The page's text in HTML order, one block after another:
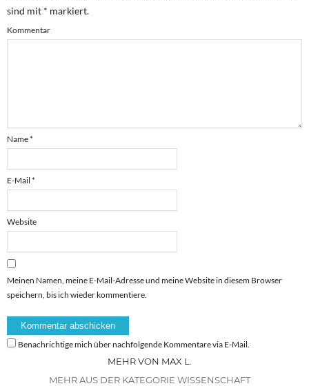
sind mit * markiert.
Kommentar
Name*
E-Mail *
Website
Meinen Namen, meine E-Mail-Adresse und meine Website in diesem Browser
speichern, bis ich wieder kommentiere.
Benachrichtige mich über nachfolgende Kommentare via E-Mail.
MEHR VON MAX L.
MEHR AUS DER KATEGORIE WISSENSCHAFT